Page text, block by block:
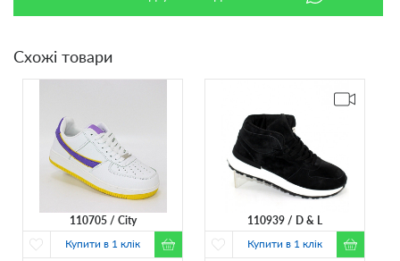
Схожі товари
110705
City
Купити в 1 клік
110939
D & L
Купити в 1 клік